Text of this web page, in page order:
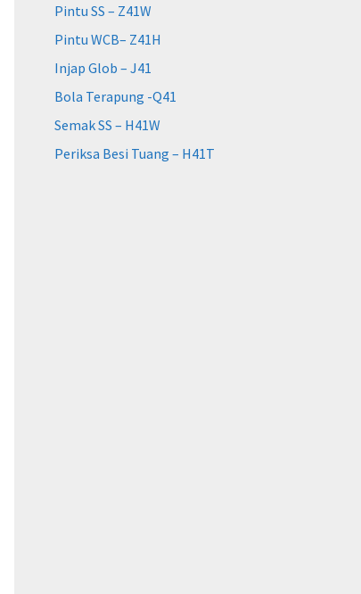
Pintu SS – Z41W
Pintu WCB– Z41H
Injap Glob – J41
Bola Terapung -Q41
Semak SS – H41W
Periksa Besi Tuang – H41T